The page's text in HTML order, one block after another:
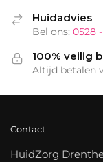
Huidadvies
Bel ons: 0528
100% veilig
Altijd betalen
Contact
HuidZorg